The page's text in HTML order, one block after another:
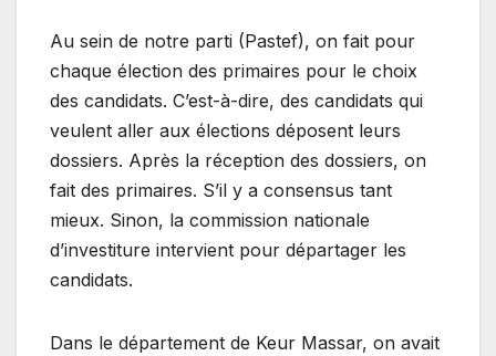
Au sein de notre parti (Pastef), on fait pour
chaque élection des primaires pour le choix
des candidats. C’est-à-dire, des candidats qui
veulent aller aux élections déposent leurs
dossiers. Après la réception des dossiers, on
fait des primaires. S’il y a consensus tant
mieux. Sinon, la commission nationale
d’investiture intervient pour départager les
candidats.
Dans le département de Keur Massar, on avait